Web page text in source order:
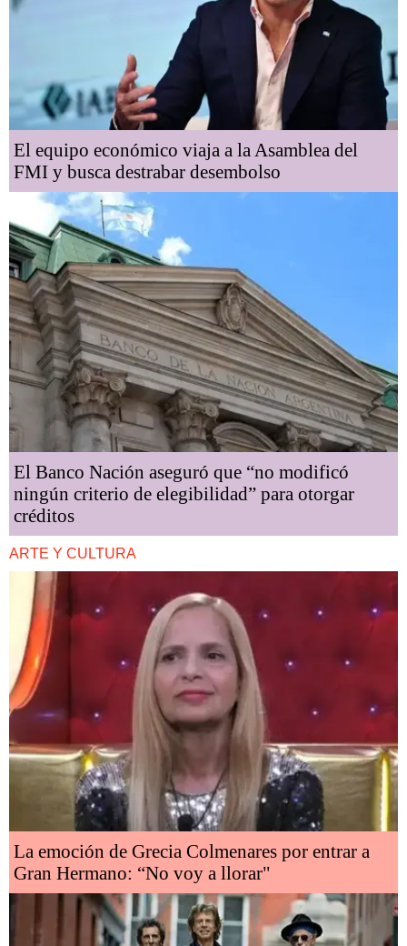
El equipo económico viaja a la Asamblea del
FMI y busca destrabar desembolso
El Banco Nación aseguró que “no modificó
ningún criterio de elegibilidad” para otorgar
créditos
ARTE Y CULTURA
La emoción de Grecia Colmenares por entrar a
Gran Hermano: “No voy a llorar"